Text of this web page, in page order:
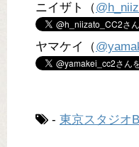
ニイザト（
ヤマケイ（
- 東京スタジオ